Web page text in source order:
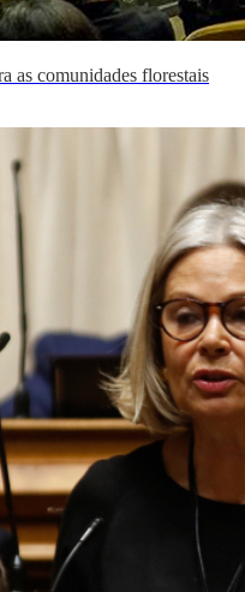
as comunidades florestais